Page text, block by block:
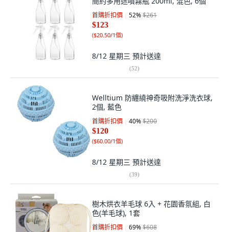
首購折扣價 52%$261
$123
($20.50/1個)
8/12 星期三 預計送達
(52)
Welltium 防纏繞神奇吸附洗淨洗衣球,
2個, 藍色
首購折扣價 40%$200
$120
($60.00/1個)
8/12 星期三 預計送達
(39)
樹木烘衣羊毛球 6入 + 花園香氛組, 白
色(羊毛球), 1套
首購折扣價 69%$608